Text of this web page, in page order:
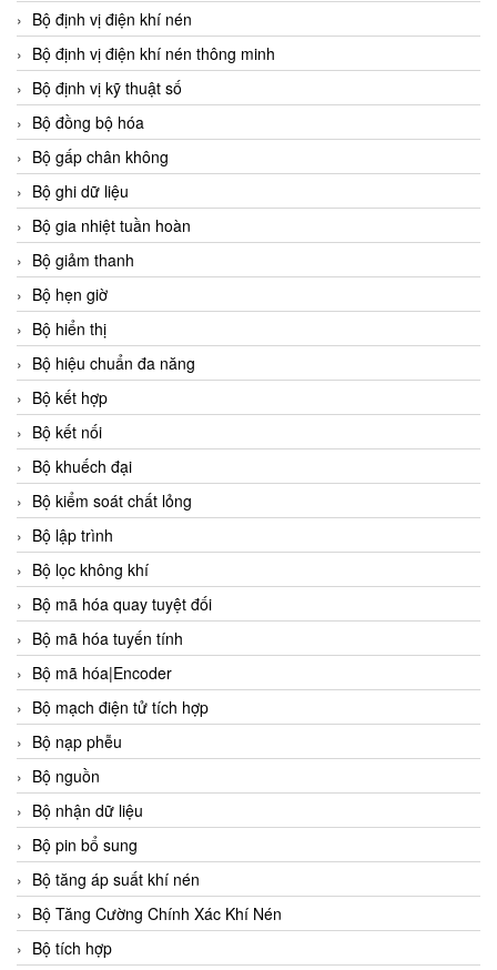
Bộ định vị điện khí nén
Bộ định vị điện khí nén thông minh
Bộ định vị kỹ thuật số
Bộ đồng bộ hóa
Bộ gấp chân không
Bộ ghi dữ liệu
Bộ gia nhiệt tuần hoàn
Bộ giảm thanh
Bộ hẹn giờ
Bộ hiển thị
Bộ hiệu chuẩn đa năng
Bộ kết hợp
Bộ kết nối
Bộ khuếch đại
Bộ kiểm soát chất lỏng
Bộ lập trình
Bộ lọc không khí
Bộ mã hóa quay tuyệt đối
Bộ mã hóa tuyến tính
Bộ mã hóa|Encoder
Bộ mạch điện tử tích hợp
Bộ nạp phễu
Bộ nguồn
Bộ nhận dữ liệu
Bộ pin bổ sung
Bộ tăng áp suất khí nén
Bộ Tăng Cường Chính Xác Khí Nén
Bộ tích hợp